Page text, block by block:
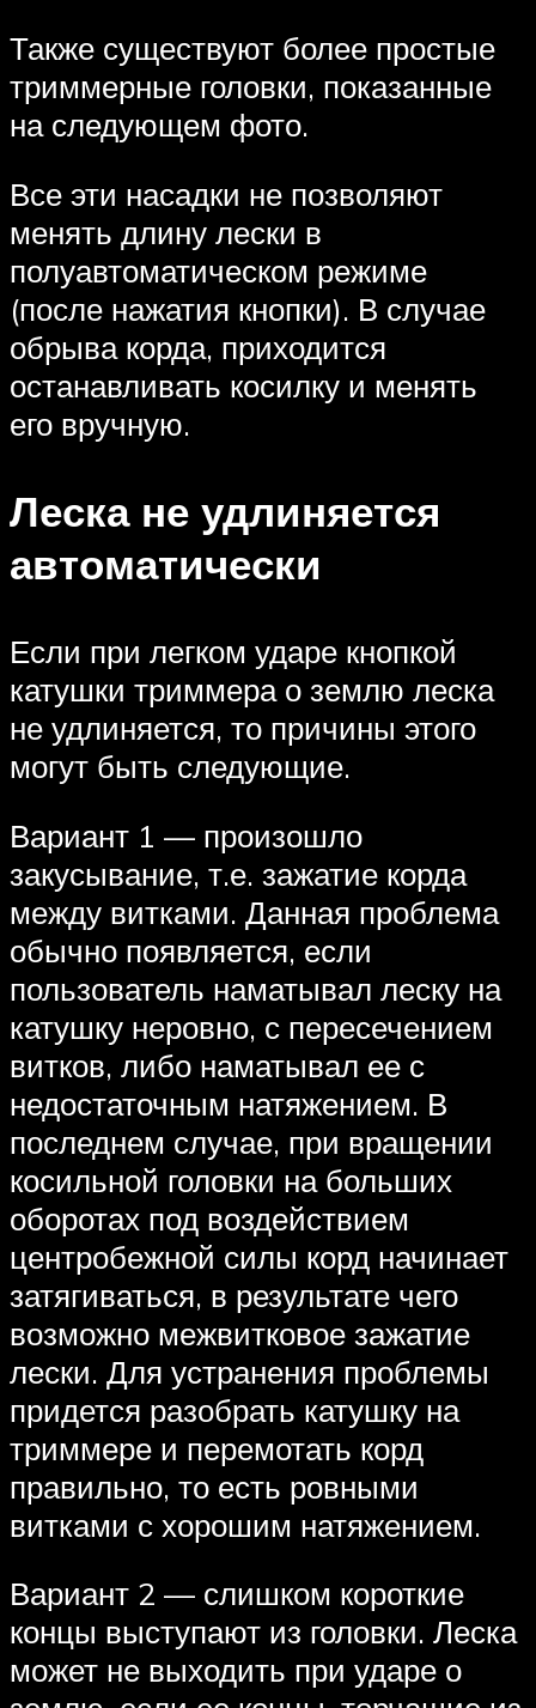
Также существуют более простые
триммерные головки, показанные
на следующем фото.
Все эти насадки не позволяют
менять длину лески в
полуавтоматическом режиме
(после нажатия кнопки). В случае
обрыва корда, приходится
останавливать косилку и менять
его вручную.
Леска не удлиняется
автоматически
Если при легком ударе кнопкой
катушки триммера о землю леска
не удлиняется, то причины этого
могут быть следующие.
Вариант 1 — произошло
закусывание, т.е. зажатие корда
между витками. Данная проблема
обычно появляется, если
пользователь наматывал леску на
катушку неровно, с пересечением
витков, либо наматывал ее с
недостаточным натяжением. В
последнем случае, при вращении
косильной головки на больших
оборотах под воздействием
центробежной силы корд начинает
затягиваться, в результате чего
возможно межвитковое зажатие
лески. Для устранения проблемы
придется разобрать катушку на
триммере и перемотать корд
правильно, то есть ровными
витками с хорошим натяжением.
Вариант 2 — слишком короткие
концы выступают из головки. Леска
может не выходить при ударе о